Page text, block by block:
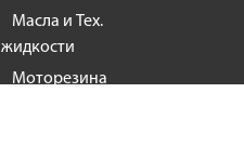
Масла и Тех.
жидкости
Моторезина